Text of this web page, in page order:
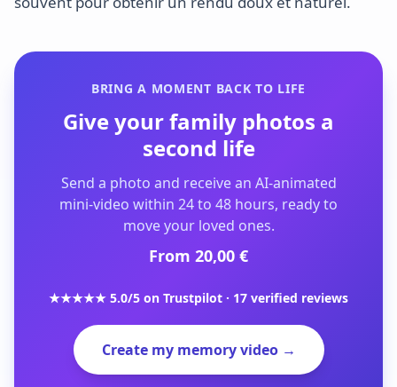
BRING A MOMENT BACK TO LIFE
Give your family photos a
second life
Send a photo and receive an AI-animated
mini-video within 24 to 48 hours, ready to
move your loved ones.
From 20,00 €
★★★★★ 5.0/5 on Trustpilot · 17 verified reviews
Create my memory video →